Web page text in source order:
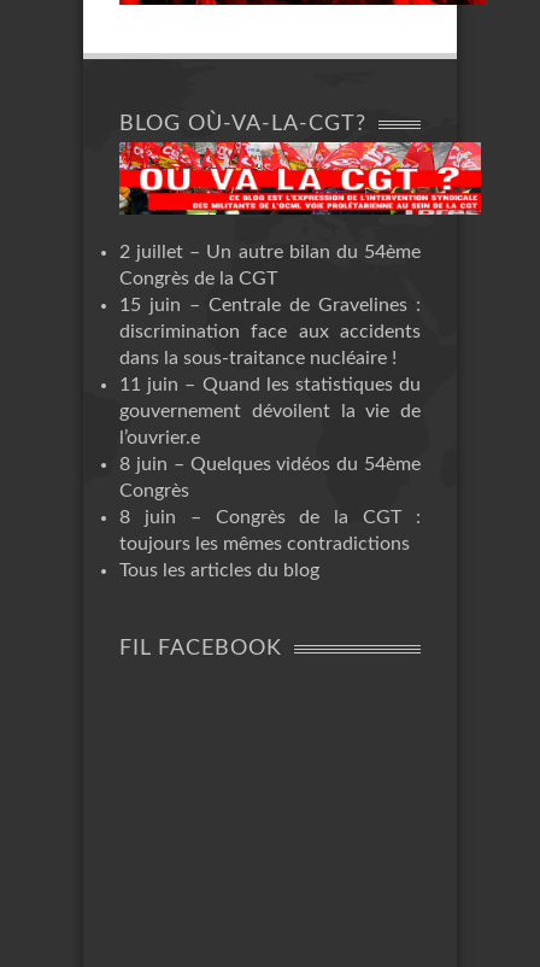
BLOG OÙ-VA-LA-CGT?
2 juillet – Un autre bilan du 54ème
Congrès de la CGT
15 juin – Centrale de Gravelines :
discrimination face aux accidents
dans la sous-traitance nucléaire !
11 juin – Quand les statistiques du
gouvernement dévoilent la vie de
l’ouvrier.e
8 juin – Quelques vidéos du 54ème
Congrès
8 juin – Congrès de la CGT :
toujours les mêmes contradictions
Tous les articles du blog
FIL FACEBOOK